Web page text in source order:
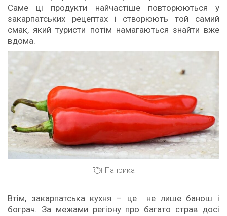
Саме ці продукти найчастіше повторюються у
закарпатських рецептах і створюють той самий
смак, який туристи потім намагаються знайти вже
вдома.
Паприка
Втім, закарпатська кухня – це не лише банош і
бограч. За межами регіону про багато страв досі